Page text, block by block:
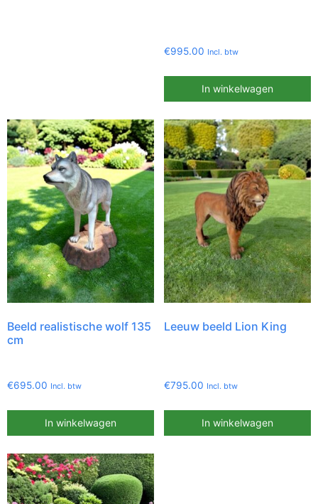
€995.00 Incl. btw
In winkelwagen
Beeld realistische wolf 135
cm
€695.00 Incl. btw
In winkelwagen
Leeuw beeld Lion King
€795.00 Incl. btw
In winkelwagen